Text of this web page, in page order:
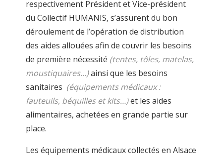
respectivement Président et Vice-président
du Collectif HUMANIS, s’assurent du bon
déroulement de l’opération de distribution
des aides allouées afin de couvrir les besoins
de première nécessité (tentes, tôles, matelas,
moustiquaires…)ainsi que les besoins
sanitaires (équipements médicaux :
fauteuils, béquilles et kits…)et les aides
alimentaires, achetées en grande partie sur
place.
Les équipements médicaux collectés en Alsace